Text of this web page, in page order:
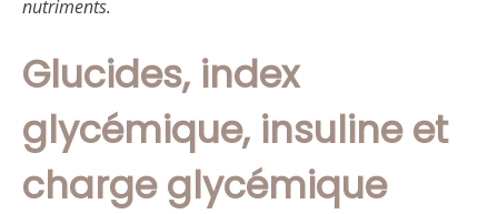
nutriments.
Glucides, index
glycémique, insuline et
charge glycémique